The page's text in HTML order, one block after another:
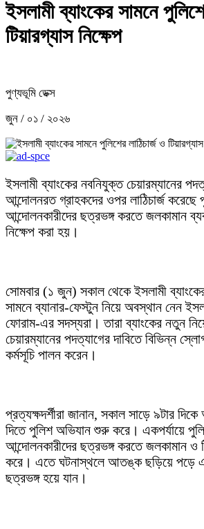
ইসলামী ব্যাংকের সামনে
টিয়ারগ্যাস নিক্ষেপ
পুণ্যভূমি ডেক্স
জুন / ০১ / ২০২৬
ইসলামী ব্যাংকের নবনিযুক্ত চেয়ারম্যানের
আন্দোলনরত গ্রাহকদের ওপর লাঠিচার্জ
আন্দোলনকারীদের ছত্রভঙ্গ করতে জলকামান
নিক্ষেপ করা হয়।
সোমবার (১ জুন) সকাল থেকে ইসলামী ব্যাংকের
সামনে ব্যানার-ফেস্টুন নিয়ে অবস্থান নেন
ফোরাম-এর সদস্যরা। তারা ব্যাংকের নতুন
চেয়ারম্যানের পদত্যাগের দাবিতে বিভিন্ন
কর্মসূচি পালন করেন।
প্রত্যক্ষদর্শীরা জানান, সকাল সাড়ে ৯টার
দিতে পুলিশ অভিযান শুরু করে। একপর্যায়ে
আন্দোলনকারীদের ছত্রভঙ্গ করতে জলকামান ও
করে। এতে ঘটনাস্থলে আতঙ্ক ছড়িয়ে পড়ে
ছত্রভঙ্গ হয়ে যান।